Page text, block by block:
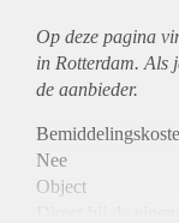
Op deze pagina
in Rotterdam. Als
de aanbieder.
Nee
Object